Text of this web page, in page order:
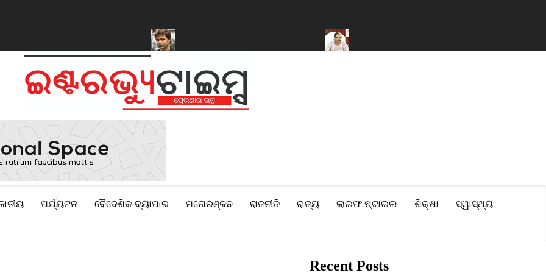
ପର୍ଯ୍ୟଟନ ବୈଦେଶିକ ବ୍ୟାପାର ମନୋରଞ୍ଜନ ରାଜନୀତି ରାଜ୍ୟ ଲାଇଫ ଷ୍ଟାଇଲ ଶିକ୍ଷା ସ୍ୱାସ୍ଥ୍ୟ
Recent Posts